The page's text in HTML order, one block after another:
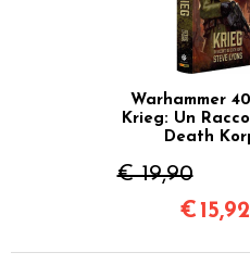
Warhammer
Krieg: Un
Death
€ 19,90
€ 15,92